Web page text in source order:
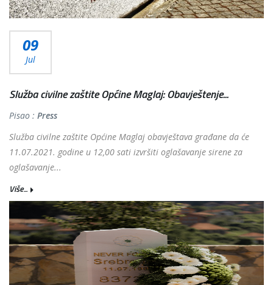
09
Jul
Služba civilne zaštite Općine Maglaj: Obavještenje...
Pisao : Press
Služba civilne zaštite Općine Maglaj obavještava građane da će
11.07.2021. godine u 12,00 sati izvršiti oglašavanje sirene za
oglašavanje...
Više...